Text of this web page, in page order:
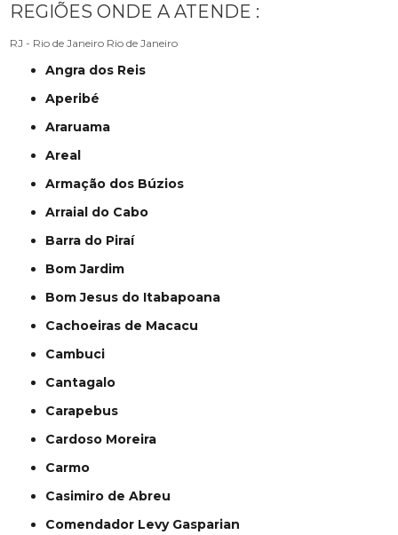
REGIÕES ONDE A ATENDE :
RJ - Rio de Janeiro Rio de Janeiro
Angra dos Reis
Aperibé
Araruama
Areal
Armação dos Búzios
Arraial do Cabo
Barra do Piraí
Bom Jardim
Bom Jesus do Itabapoana
Cachoeiras de Macacu
Cambuci
Cantagalo
Carapebus
Cardoso Moreira
Carmo
Casimiro de Abreu
Comendador Levy Gasparian